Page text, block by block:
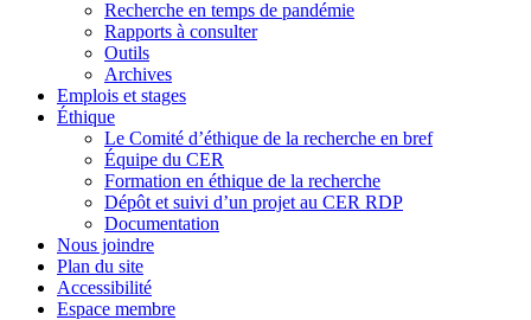
Recherche en temps de pandémie
Rapports à consulter
Outils
Archives
Emplois et stages
Éthique
Le Comité d’éthique de la recherche en bref
Équipe du CER
Formation en éthique de la recherche
Dépôt et suivi d’un projet au CER RDP
Documentation
Nous joindre
Plan du site
Accessibilité
Espace membre